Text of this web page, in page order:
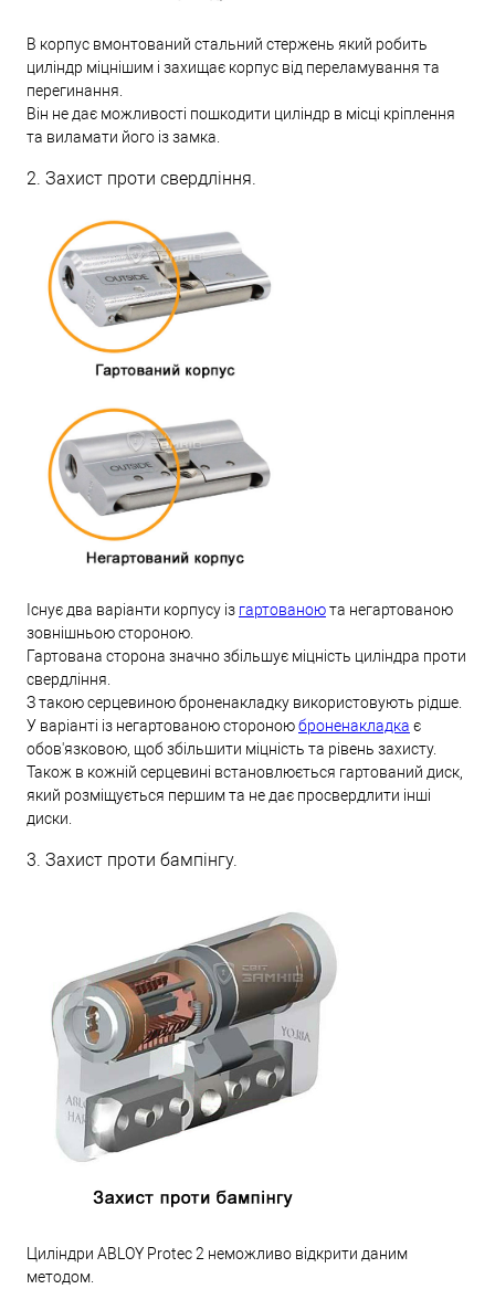
В корпус вмонтований стальний стержень який робить
циліндр міцнішим і захищає корпус від переламування та
перегинання.
Він не дає можливості пошкодити циліндр в місці кріплення
та виламати його із замка.
2. Захист проти свердління.
Існує два варіанти корпусу із гартованоюта негартованою
зовнішньою стороною.
Гартована сторона значно збільшує міцність циліндра проти
свердління.
З такою серцевиною броненакладку використовують рідше.
У варіанті із негартованою стороноюброненакладка є
обов'язковою, щоб збільшити міцність та рівень захисту.
Також в кожній серцевині встановлюється гартований диск,
який розміщується першим та не дає просвердлити інші
диски.
3. Захист проти бампінгу.
Циліндри ABLOY Protec 2 неможливо відкрити даним
методом.